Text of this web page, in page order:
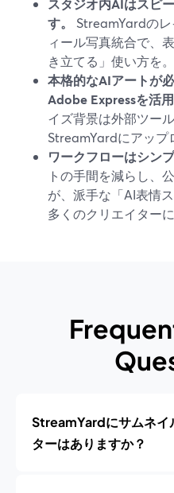
スタジオ内AIはスピ
す。
StreamYardの
ィール写真統合で、
き立てる」使い方を。
本格的なAIアートが
Adobe Expressを活用
イズ背景は外部ツー
StreamYardにアップ
ワークフローはシンプ
トの手間を減らし、
が、派手な「AI表情
多くのクリエイター
StreamYardにサムネイ
ターはありますか？